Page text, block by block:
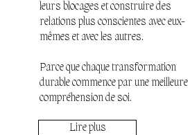
leurs blocages et construire des
relations plus conscientes avec eux-
mêmes et avec les autres.
Parce que chaque transformation
durable commence par une meilleure
compréhension de soi.
Lire plus